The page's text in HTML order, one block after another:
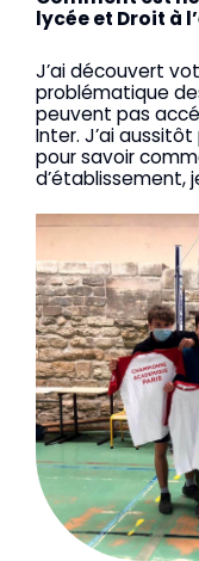
lycée et Droit à
J’ai découvert
problématique
peuvent pas
Inter. J’ai
pour savoir
d’établissement,